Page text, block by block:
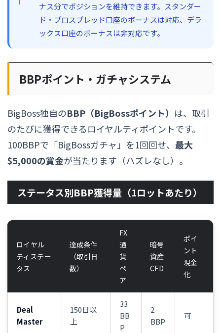
ナス分でポジションを維持できます。スタンダー
ド・プロスプレッド口座のボーナスは対応、デラ
ックス口座のボーナスは非対応です。
BBPポイント・ガチャシステム
BigBoss独自のBBP（BigBossポイント） は、取引
のたびに獲得できるロイヤルティポイントです。
100BBPで「BigBossガチャ」を1回回せ、 最大
$5,000の賞金が当たります（ハズレなし）。
ステータス別BBP獲得量（1ロットあたり）
ロイヤル
ティステー
タス
達成条件
（取引日
数）
FX
通
貨
ペ
ア
暗号
資産
CFD
ポイ
ント
現金
化
Deal
Master
150日以
上
33
BB
P
2
BBP
可